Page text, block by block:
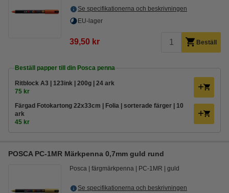
Se specifikationerna och beskrivningen
EU-lager
39,50 kr Beställ
Beställ papper till din Posca penna
Ritblock A3 | 123ink | 200g | 24 ark
75 kr
Färgad Fotokartong 22x33cm | Folia | sorterade färger | 10
ark
45 kr
POSCA PC-1MR Märkpenna 0,7mm guld rund
Posca färgmärkpenna PC-1MR guld
Se specifikationerna och beskrivningen